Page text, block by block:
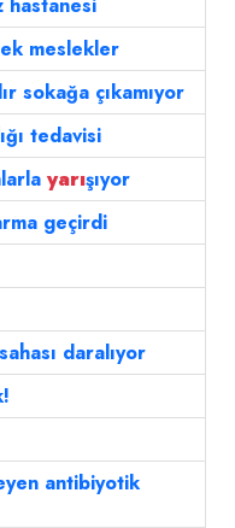
hastanesi
meslekler
sokağa çıkamıyor
tedavisi
yarışıyor
geçirdi
daralıyor
antibiyotik